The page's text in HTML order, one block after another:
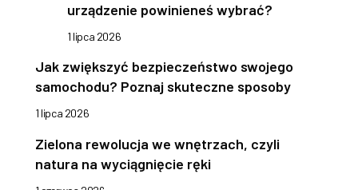
urządzenie powinieneś wybrać?
1 lipca 2026
Jak zwiększyć bezpieczeństwo swojego
samochodu? Poznaj skuteczne sposoby
1 lipca 2026
Zielona rewolucja we wnętrzach, czyli
natura na wyciągnięcie ręki